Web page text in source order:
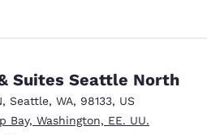
Suites Seattle North
, Seattle, WA, 98133, US
Bay, Washington, EE. UU.